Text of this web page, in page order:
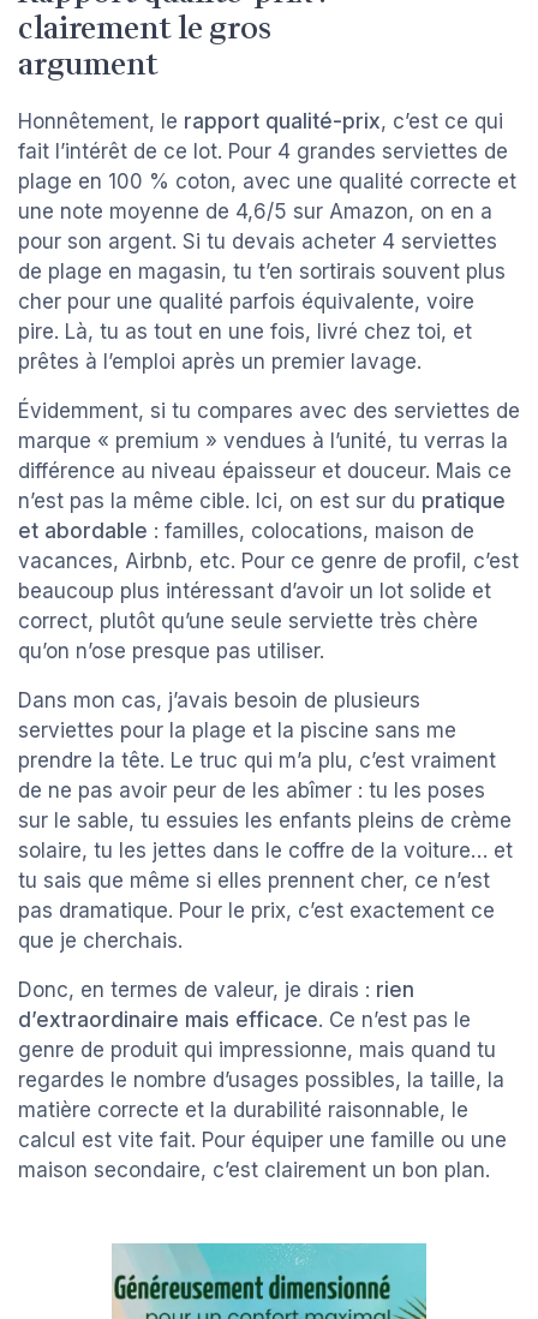
clairement le gros
argument
Honnêtement, le rapport qualité-prix, c’est ce qui
fait l’intérêt de ce lot. Pour 4 grandes serviettes de
plage en 100 % coton, avec une qualité correcte et
une note moyenne de 4,6/5 sur Amazon, on en a
pour son argent. Si tu devais acheter 4 serviettes
de plage en magasin, tu t’en sortirais souvent plus
cher pour une qualité parfois équivalente, voire
pire. Là, tu as tout en une fois, livré chez toi, et
prêtes à l’emploi après un premier lavage.
Évidemment, si tu compares avec des serviettes de
marque « premium » vendues à l’unité, tu verras la
différence au niveau épaisseur et douceur. Mais ce
n’est pas la même cible. Ici, on est sur du pratique
et abordable : familles, colocations, maison de
vacances, Airbnb, etc. Pour ce genre de profil, c’est
beaucoup plus intéressant d’avoir un lot solide et
correct, plutôt qu’une seule serviette très chère
qu’on n’ose presque pas utiliser.
Dans mon cas, j’avais besoin de plusieurs
serviettes pour la plage et la piscine sans me
prendre la tête. Le truc qui m’a plu, c’est vraiment
de ne pas avoir peur de les abîmer : tu les poses
sur le sable, tu essuies les enfants pleins de crème
solaire, tu les jettes dans le coffre de la voiture… et
tu sais que même si elles prennent cher, ce n’est
pas dramatique. Pour le prix, c’est exactement ce
que je cherchais.
Donc, en termes de valeur, je dirais : rien
d’extraordinaire mais efficace. Ce n’est pas le
genre de produit qui impressionne, mais quand tu
regardes le nombre d’usages possibles, la taille, la
matière correcte et la durabilité raisonnable, le
calcul est vite fait. Pour équiper une famille ou une
maison secondaire, c’est clairement un bon plan.